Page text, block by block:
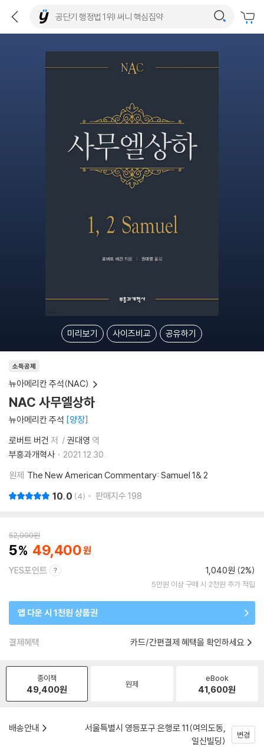
미리보기 사이즈비교 공유하기
소득공제
뉴아메리칸 주석(NAC)
NAC 사무엘상하
뉴아메리칸 주석 양장
로버트 버건 저 권대영 역
부흥과개혁사
2021.12.30.
원제 The New American Commentary: Samuel 1& 2
10.0 4 판매지수 198
52,000원
5 49,400
YES포인트 1,040원 (2%)
5만원 이상 구매 시 2천원 추가 적립
앱 다운 시 1천원 상품권
결제혜택 카드/간편결제 혜택을 확인하세요
종이책
49,400원 원제
eBook
41,600원
배송안내
서울특별시 영등포구 은행로 11(여의도동,
일신빌딩)
변경